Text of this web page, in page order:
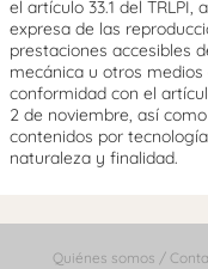
el artículo 33.1 del
expresa de las
prestaciones accesibles
mecánica u otros
conformidad con el
2 de noviembre, así
contenidos por
naturaleza y finalidad.
Quiénes somos /